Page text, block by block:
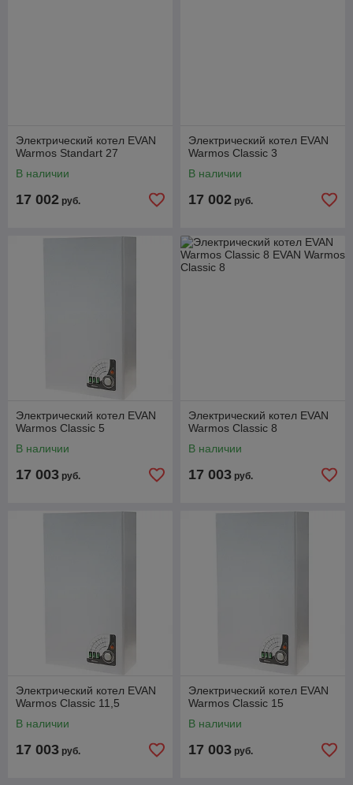
Электрический котел EVAN
Warmos Standart 27
В наличии
17 002 руб.
Электрический котел EVAN
Warmos Classic 3
В наличии
17 002 руб.
Электрический котел EVAN
Warmos Classic 5
В наличии
17 003 руб.
Электрический котел EVAN
Warmos Classic 8
В наличии
17 003 руб.
Электрический котел EVAN
Warmos Classic 11,5
В наличии
17 003 руб.
Электрический котел EVAN
Warmos Classic 15
В наличии
17 003 руб.